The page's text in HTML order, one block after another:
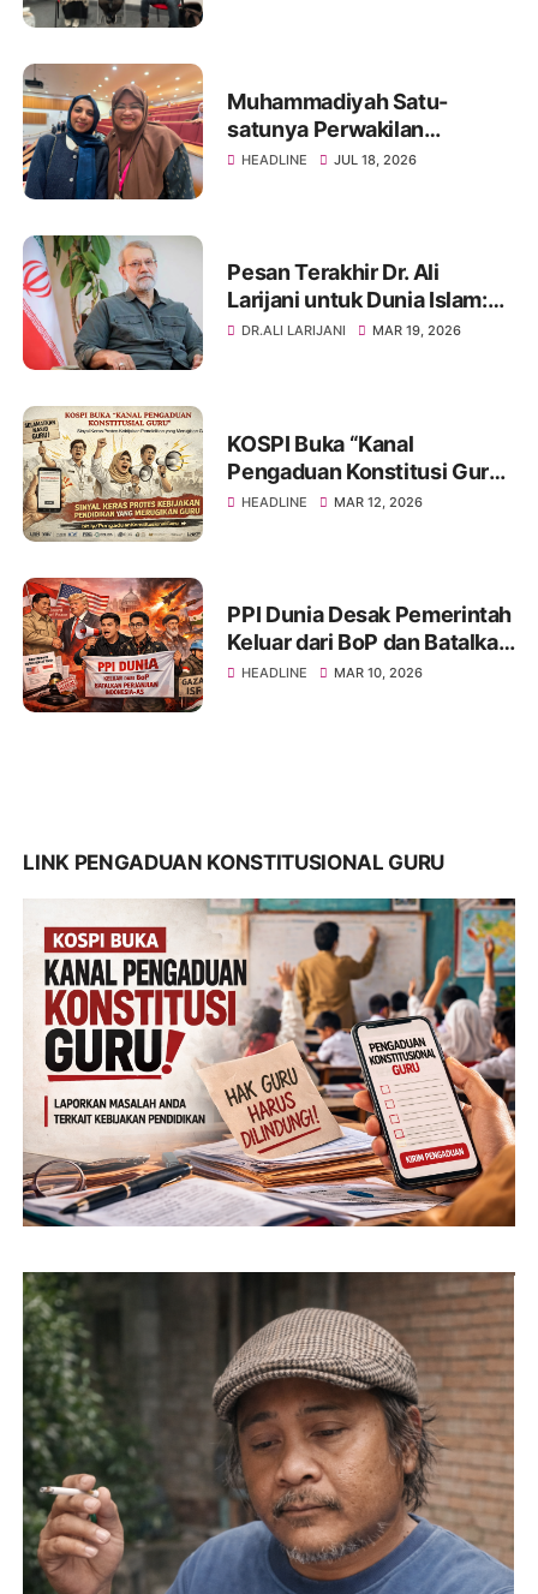
Muhammadiyah Satu-
satunya Perwakilan
Indonesia dalam Forum
HEADLINE JUL 18, 2026
Pesan Terakhir Dr. Ali
Larijani untuk Dunia Islam:
Seruan Persatuan dan
DR.ALI LARIJANI MAR 19, 2026
KOSPI Buka “Kanal
Pengaduan Konstitusi Guru”,
Sinyal Keras Protes atas
HEADLINE MAR 12, 2026
PPI Dunia Desak Pemerintah
Keluar dari BoP dan Batalkan
Perjanjian Dagang
HEADLINE MAR 10, 2026
LINK PENGADUAN KONSTITUSIONAL GURU